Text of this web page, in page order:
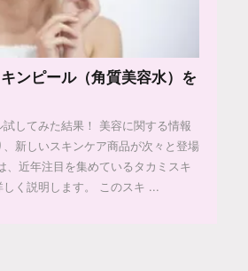
ンピール（角質美容水）を
してみた結果！ 美容に関する情報
新しいスキンケア商品が次々と登場
、近年注目を集めているタカミスキ
しく説明します。 このスキ ...